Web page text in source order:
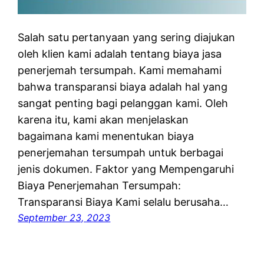
Salah satu pertanyaan yang sering diajukan
oleh klien kami adalah tentang biaya jasa
penerjemah tersumpah. Kami memahami
bahwa transparansi biaya adalah hal yang
sangat penting bagi pelanggan kami. Oleh
karena itu, kami akan menjelaskan
bagaimana kami menentukan biaya
penerjemahan tersumpah untuk berbagai
jenis dokumen. Faktor yang Mempengaruhi
Biaya Penerjemahan Tersumpah:
Transparansi Biaya Kami selalu berusaha…
September 23, 2023